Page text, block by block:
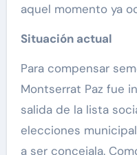
aquel momento ya
Situación actual
Para compensar
Montserrat Paz fue
salida de la lista
elecciones
a ser concejala.